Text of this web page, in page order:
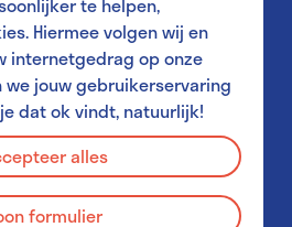
Hiermee volgen wij en
internetgedrag op onze
we jouw gebruikerservaring
dat ok vindt, natuurlijk!
alles
formulier
Team
leerkrachten